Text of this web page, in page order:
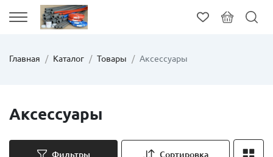
Главная Каталог Товары Аксессуары
Аксессуары
Фильтры Сортировка